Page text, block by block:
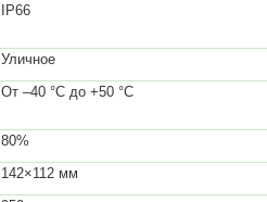
IP66
Уличное
От –40 °C до +50 °C
80%
142×112 мм